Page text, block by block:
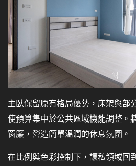
主臥保留原有格局優勢，床架與部
使預算集中於公共區域機能調整。
窗簾，營造簡單溫潤的休息氛圍。
在比例與色彩控制下，讓私領域回